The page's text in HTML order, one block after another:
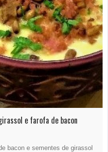
e farofa de bacon
bacon e sementes de girassol